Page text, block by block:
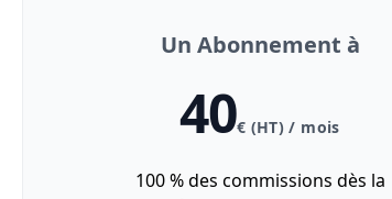
Un Abonnement à
40€ (HT) / mois
100 % des commissions dès la